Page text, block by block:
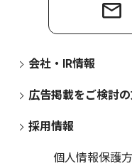
会社・IR情報
広告掲載をご検討
採用情報
個人情報保護